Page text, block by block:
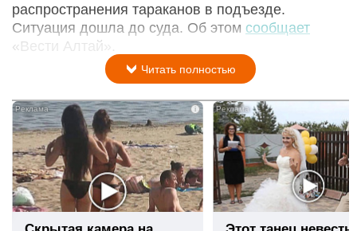
распространения тараканов в подъезде.
Ситуация дошла до суда. Об этом сообщает
«Вести Алтай».
Читать полностью
i